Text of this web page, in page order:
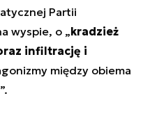
Partii
wyspie, o „kradzież
infiltrację i
między obiema